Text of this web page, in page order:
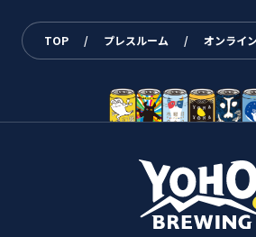
TOP / プレスルーム / オンライ